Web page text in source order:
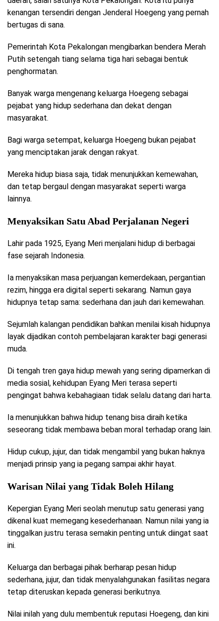
kenangan tersendiri dengan Jenderal Hoegeng yang pernah
bertugas di sana.
Pemerintah Kota Pekalongan mengibarkan bendera Merah
Putih setengah tiang selama tiga hari sebagai bentuk
penghormatan.
Banyak warga mengenang keluarga Hoegeng sebagai
pejabat yang hidup sederhana dan dekat dengan
masyarakat.
Bagi warga setempat, keluarga Hoegeng bukan pejabat
yang menciptakan jarak dengan rakyat.
Mereka hidup biasa saja, tidak menunjukkan kemewahan,
dan tetap bergaul dengan masyarakat seperti warga
lainnya.
Menyaksikan Satu Abad Perjalanan Negeri
Lahir pada 1925, Eyang Meri menjalani hidup di berbagai
fase sejarah Indonesia.
Ia menyaksikan masa perjuangan kemerdekaan, pergantian
rezim, hingga era digital seperti sekarang. Namun gaya
hidupnya tetap sama: sederhana dan jauh dari kemewahan.
Sejumlah kalangan pendidikan bahkan menilai kisah hidupnya
layak dijadikan contoh pembelajaran karakter bagi generasi
muda.
Di tengah tren gaya hidup mewah yang sering dipamerkan di
media sosial, kehidupan Eyang Meri terasa seperti
pengingat bahwa kebahagiaan tidak selalu datang dari harta.
Ia menunjukkan bahwa hidup tenang bisa diraih ketika
seseorang tidak membawa beban moral terhadap orang lain.
Hidup cukup, jujur, dan tidak mengambil yang bukan haknya
menjadi prinsip yang ia pegang sampai akhir hayat.
Warisan Nilai yang Tidak Boleh Hilang
Kepergian Eyang Meri seolah menutup satu generasi yang
dikenal kuat memegang kesederhanaan. Namun nilai yang ia
tinggalkan justru terasa semakin penting untuk diingat saat
ini.
Keluarga dan berbagai pihak berharap pesan hidup
sederhana, jujur, dan tidak menyalahgunakan fasilitas negara
tetap diteruskan kepada generasi berikutnya.
Nilai inilah yang dulu membentuk reputasi Hoegeng, dan kini